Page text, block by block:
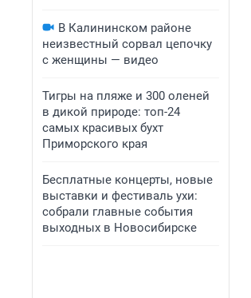
В Калининском районе
неизвестный сорвал цепочку
с женщины — видео
Тигры на пляже и 300 оленей
в дикой природе: топ-24
самых красивых бухт
Приморского края
Бесплатные концерты, новые
выставки и фестиваль ухи:
собрали главные события
выходных в Новосибирске